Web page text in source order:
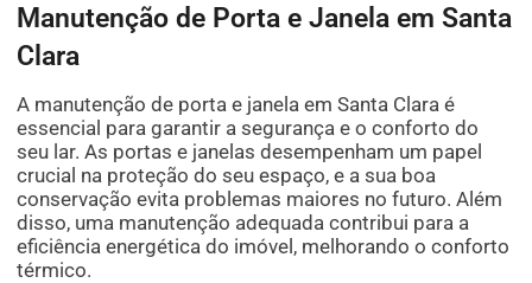
Manutenção de Porta e Janela em Santa
Clara
A manutenção de porta e janela em Santa Clara é
essencial para garantir a segurança e o conforto do
seu lar. As portas e janelas desempenham um papel
crucial na proteção do seu espaço, e a sua boa
conservação evita problemas maiores no futuro. Além
disso, uma manutenção adequada contribui para a
eficiência energética do imóvel, melhorando o conforto
térmico.